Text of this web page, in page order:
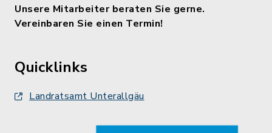
Unsere Mitarbeiter beraten Sie gerne.
Vereinbaren Sie einen Termin!
Quicklinks
Landratsamt Unterallgäu